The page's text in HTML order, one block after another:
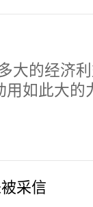
大的经济
如此大的
采信